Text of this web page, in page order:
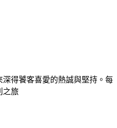
得饕客喜愛的熱誠與堅持。每
之旅